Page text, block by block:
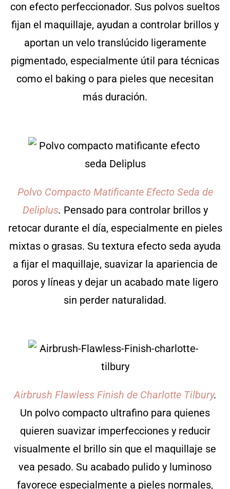
con efecto perfeccionador. Sus polvos sueltos
fijan el maquillaje, ayudan a controlar brillos y
aportan un velo translúcido ligeramente
pigmentado, especialmente útil para técnicas
como el baking o para pieles que necesitan
más duración.
Polvo Compacto Matificante Efecto Seda de
Deliplus. Pensado para controlar brillos y
retocar durante el día, especialmente en pieles
mixtas o grasas. Su textura efecto seda ayuda
a fijar el maquillaje, suavizar la apariencia de
poros y líneas y dejar un acabado mate ligero
sin perder naturalidad.
Airbrush Flawless Finish de Charlotte Tilbury.
Un polvo compacto ultrafino para quienes
quieren suavizar imperfecciones y reducir
visualmente el brillo sin que el maquillaje se
vea pesado. Su acabado pulido y luminoso
favorece especialmente a pieles normales,